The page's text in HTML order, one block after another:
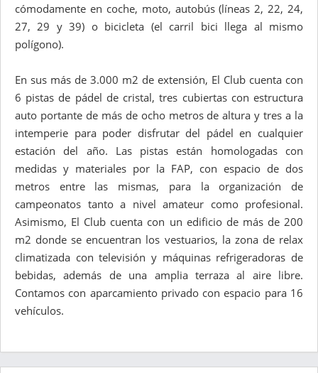
cómodamente en coche, moto, autobús (líneas 2, 22, 24,
27, 29 y 39) o bicicleta (el carril bici llega al mismo
polígono).
En sus más de 3.000 m2 de extensión, El Club cuenta con
6 pistas de pádel de cristal, tres cubiertas con estructura
auto portante de más de ocho metros de altura y tres a la
intemperie para poder disfrutar del pádel en cualquier
estación del año. Las pistas están homologadas con
medidas y materiales por la FAP, con espacio de dos
metros entre las mismas, para la organización de
campeonatos tanto a nivel amateur como profesional.
Asimismo, El Club cuenta con un edificio de más de 200
m2 donde se encuentran los vestuarios, la zona de relax
climatizada con televisión y máquinas refrigeradoras de
bebidas, además de una amplia terraza al aire libre.
Contamos con aparcamiento privado con espacio para 16
vehículos.